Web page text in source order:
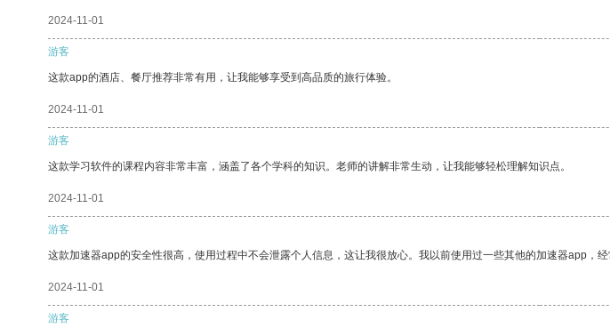
2024-11-01
游客
这款app的酒店、餐厅推荐非常有用，让我能够享受到高品质的旅行体验。
2024-11-01
游客
这款学习软件的课程内容非常丰富，涵盖了各个学科的知识。老师的讲解非常生动，让我能够轻松理解知识点。
2024-11-01
游客
这款加速器app的安全性很高，使用过程中不会泄露个人信息，这让我很放心。我以前使用过一些其他的加速器app，
2024-11-01
游客